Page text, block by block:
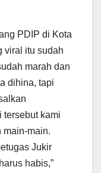
PDIP di Kota
viral itu sudah
marah dan
dihina, tapi
tersebut kami
main-main.
Jukir
habis,”